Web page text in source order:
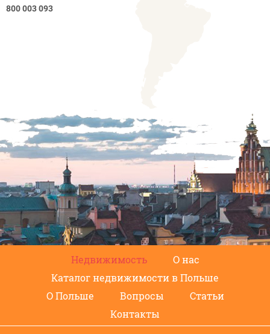
800 003 093
Недвижимость
О нас
Каталог недвижимости в Польше
О Польше
Вопросы
Статьи
Контакты